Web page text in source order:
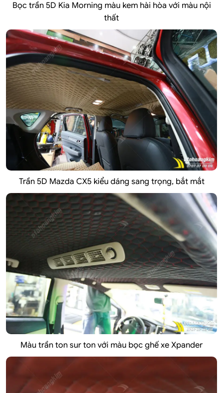
Bọc trần 5D Kia Morning màu kem hài hòa với màu nội
thất
Trần 5D Mazda CX5 kiểu dáng sang trọng, bắt mắt
Màu trần ton sur ton với màu bọc ghế xe Xpander